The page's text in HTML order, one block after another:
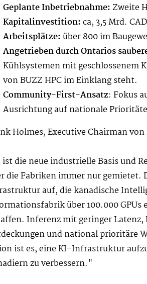
Geplante Inbetriebnahme:Zweite
Kapitalinvestition:ca, 3,5 Mrd.
Arbeitsplätze: über 800 im
Angetrieben durch Ontarios
Kühlsystemen mit geschlossenem
von BUZZ HPC im Einklang steht.
Community-First-Ansatz: Fokus
Ausrichtung auf nationale
Holmes, Executive Chairman von
die neue industrielle Basis und
die Fabriken immer nur gemietet.
auf, die kanadische
über 100.000
Inferenz mit geringer
und national prioritäre
ist es, eine KI-Infrastruktur
zu verbessern."